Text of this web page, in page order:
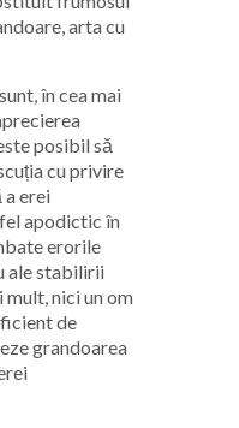
arta cu
în cea mai
posibil să
cu privire
erei
apodictic în
erorile
ale stabilirii
nici un om
de
grandoarea